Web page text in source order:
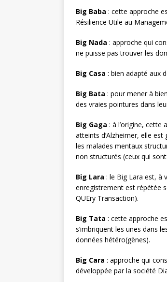
Big Baba : cette approche
Résilience Utile au
Big Nada : approche qui
ne puisse pas trouver les
Big Casa : bien adapté aux
Big Bata : pour mener à
des vraies pointures dans
Big Gaga : à l’origine, cette
atteints d’Alzheimer, elle
les malades mentaux
non structurés (ceux qui
Big Lara : le Big Lara est, à
enregistrement est répétée
QUEry Transaction).
Big Tata : cette approche
s’imbriquent les unes dans
données hétéro(gènes).
Big Cara : approche qui
développée par la société